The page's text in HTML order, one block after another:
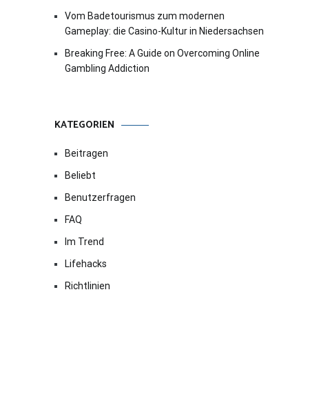
Vom Badetourismus zum modernen
Gameplay: die Casino-Kultur in Niedersachsen
Breaking Free: A Guide on Overcoming Online
Gambling Addiction
KATEGORIEN
Beitragen
Beliebt
Benutzerfragen
FAQ
Im Trend
Lifehacks
Richtlinien